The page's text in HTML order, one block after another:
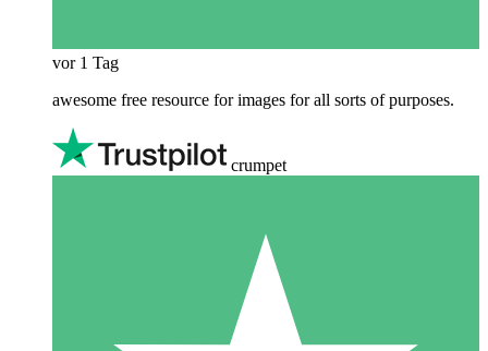
vor 1 Tag
awesome free resource for images for all sorts of purposes.
crumpet